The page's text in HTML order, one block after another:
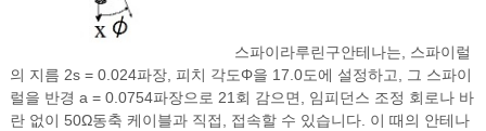
스파이라루린구안테나는, 스파이럴
의 지름 2s = 0.024파장, 피치 각도Φ을 17.0도에 설정하고, 그 스파이
럴을 반경 a = 0.0754파장으로 21회 감으면, 임피던스 조정 회로나 바
란 없이 50Ω동축 케이블과 직접, 접속할 수 있습니다. 이 때의 안테나